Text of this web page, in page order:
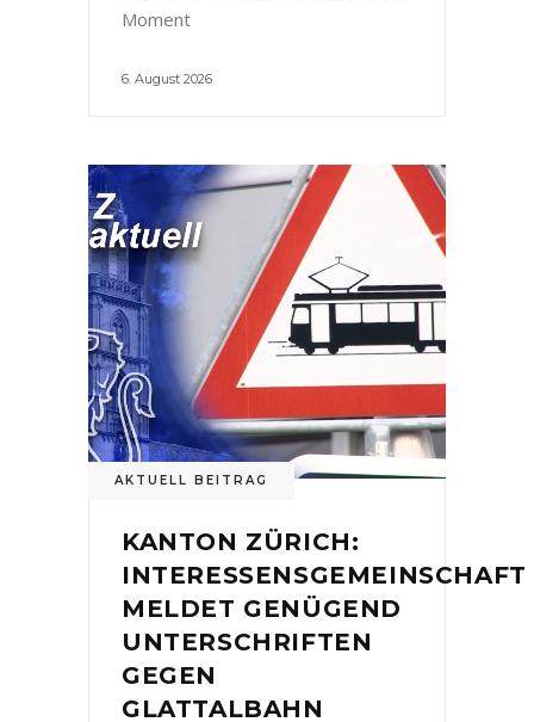
Moment
6. August 2026
AKTUELL BEITRAG
KANTON ZÜRICH:
INTERESSENSGEMEINSCHAFT
MELDET GENÜGEND
UNTERSCHRIFTEN
GEGEN
GLATTALBAHN